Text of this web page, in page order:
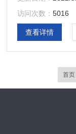
访问次数：5016
查看详情
首页